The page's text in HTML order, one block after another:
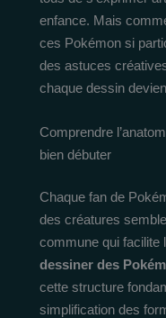
enfance. Mais
ces Pokémon si
des astuces
chaque dessin
Comprendre
bien débuter
Chaque fan de
des créatures
commune qui facilite
dessiner des
cette structure
simplification des